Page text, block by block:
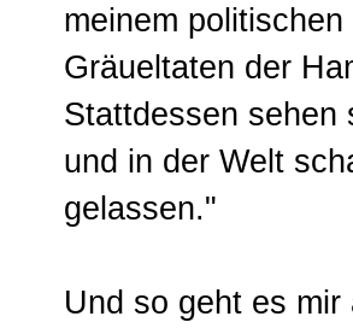
meinem
Gräueltaten der
Stattdessen sehen
und in der Welt
gelassen."
Und so geht es